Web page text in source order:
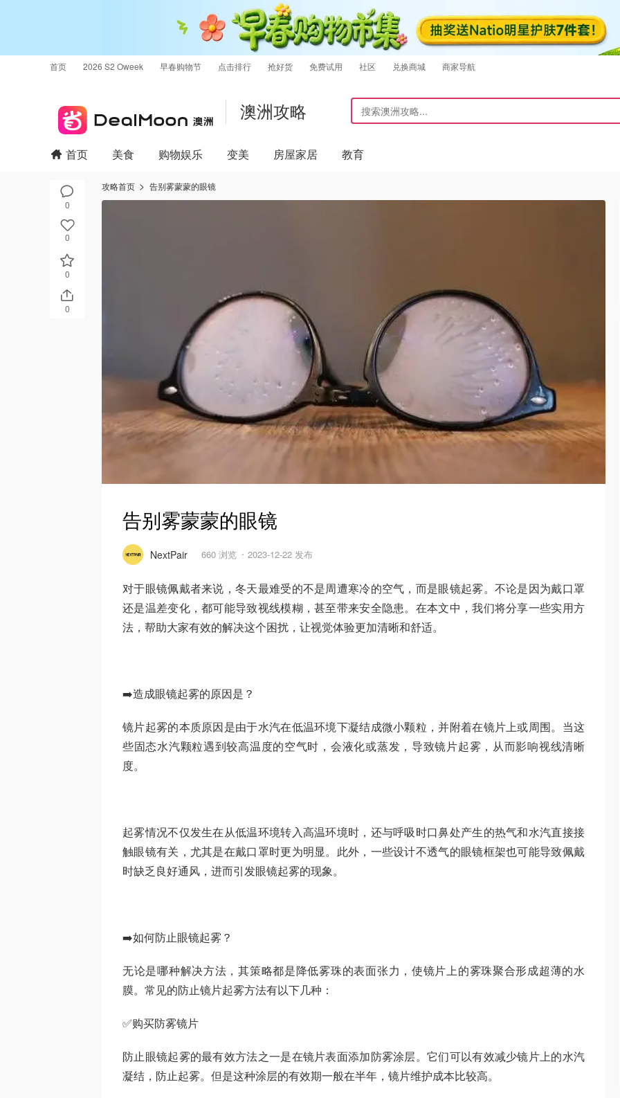
首页 2026 S2 Oweek 早春购物节 点击排行 抢好货 免费试用 社区 兑换商城 商家导航
澳洲攻略
0
0
0
0
首页 美食 购物娱乐 变美 房屋家居 教育
攻略首页 告别雾蒙蒙的眼镜
告别雾蒙蒙的眼镜
NextPair 660 浏览 2023-12-22 发布
对于眼镜佩戴者来说，冬天最难受的不是周遭寒冷的空气，而是眼镜起雾。不论是因为戴口罩
还是温差变化，都可能导致视线模糊，甚至带来安全隐患。在本文中，我们将分享一些实用方
法，帮助大家有效的解决这个困扰，让视觉体验更加清晰和舒适。
➡️造成眼镜起雾的原因是？
镜片起雾的本质原因是由于水汽在低温环境下凝结成微小颗粒，并附着在镜片上或周围。当这
些固态水汽颗粒遇到较高温度的空气时，会液化或蒸发，导致镜片起雾，从而影响视线清晰
度。
起雾情况不仅发生在从低温环境转入高温环境时，还与呼吸时口鼻处产生的热气和水汽直接接
触眼镜有关，尤其是在戴口罩时更为明显。此外，一些设计不透气的眼镜框架也可能导致佩戴
时缺乏良好通风，进而引发眼镜起雾的现象。
➡️如何防止眼镜起雾？
无论是哪种解决方法，其策略都是降低雾珠的表面张力，使镜片上的雾珠聚合形成超薄的水
膜。常见的防止镜片起雾方法有以下几种：
✅购买防雾镜片
防止眼镜起雾的最有效方法之一是在镜片表面添加防雾涂层。它们可以有效减少镜片上的水汽
凝结，防止起雾。但是这种涂层的有效期一般在半年，镜片维护成本比较高。